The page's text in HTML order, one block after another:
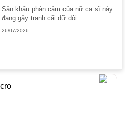
Sân khấu phản cảm của nữ ca sĩ này
đang gây tranh cãi dữ dội.
26/07/2026